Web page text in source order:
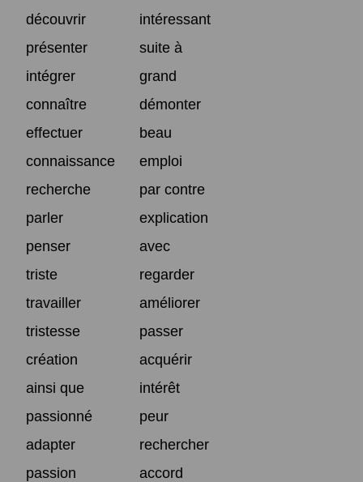
découvrir
intéressant
présenter
suite à
intégrer
grand
connaître
démonter
effectuer
beau
connaissance
emploi
recherche
par contre
parler
explication
penser
avec
triste
regarder
travailler
améliorer
tristesse
passer
création
acquérir
ainsi que
intérêt
passionné
peur
adapter
rechercher
passion
accord